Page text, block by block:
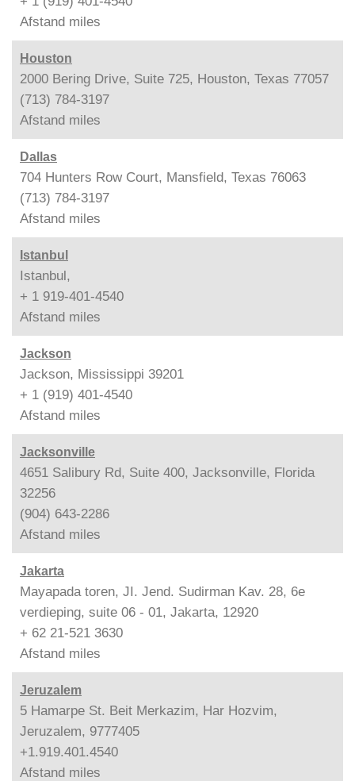
Afstand miles
Houston
2000 Bering Drive, Suite 725, Houston, Texas 77057
(713) 784-3197
Afstand miles
Dallas
704 Hunters Row Court, Mansfield, Texas 76063
(713) 784-3197
Afstand miles
Istanbul
Istanbul,
+ 1 919-401-4540
Afstand miles
Jackson
Jackson, Mississippi 39201
+ 1 (919) 401-4540
Afstand miles
Jacksonville
4651 Salibury Rd, Suite 400, Jacksonville, Florida
32256
(904) 643-2286
Afstand miles
Jakarta
Mayapada toren, JI. Jend. Sudirman Kav. 28, 6e
verdieping, suite 06 - 01, Jakarta, 12920
+ 62 21-521 3630
Afstand miles
Jeruzalem
5 Hamarpe St. Beit Merkazim, Har Hozvim,
Jeruzalem, 9777405
+1.919.401.4540
Afstand miles